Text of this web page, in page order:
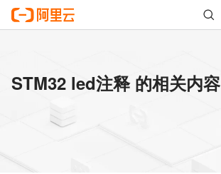
STM32 led注释 的相关内容